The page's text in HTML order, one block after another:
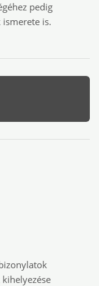
pedig
is.